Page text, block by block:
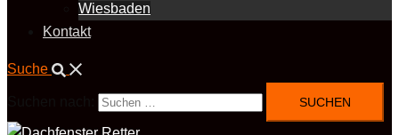
Wiesbaden
Kontakt
Suche